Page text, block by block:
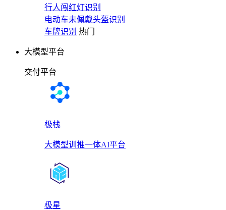
行人闯红灯识别
电动车未佩戴头盔识别
车牌识别 热门
大模型平台
交付平台
极栈
大模型训推一体AI平台
极星